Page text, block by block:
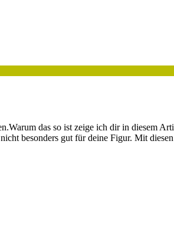
das so ist zeige ich dir in diesem
besonders gut für deine Figur. Mit